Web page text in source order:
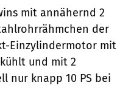
mit annähernd 2
der
Einzylindermotor mit
und mit 2
nur knapp 10 PS bei